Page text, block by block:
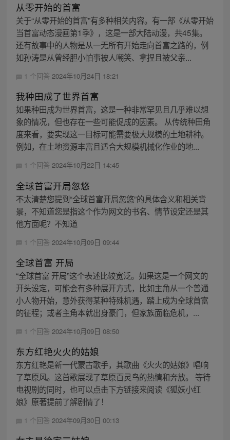
从零开始的首富
关于“从零开始的首富”有多种相关内容。有一部《从零开始
当首富动态漫画第1季》，这是一部大陆动漫，共45集。
还有故事中的人物是从一无所有开始走向首富之路的，例
如孙涛是从曾经胆小怕事被人嘲笑、拿捏且被父亲...
1 个回答 2024年10月24日 18:21
我种田成了世界首富
如果种田成为世界首富，这是一种非常罕见且几乎难以想
象的情况，但也存在一些可能促成的因素。 从传统种田角
度来看，要实现这一目标可能需要极大规模的土地耕种。
例如，在土地资源丰富且适合大规模机械化作业的地...
1 个回答 2024年10月22日 14:45
全球首富开局忽悠
不太清楚您提到“全球首富开局忽悠”的具体含义和相关背
景，不知道您是指这个作为网文的书名、情节设定还是其
他方面呢？不知道
1 个回答 2024年10月09日 09:44
全球首富 开局
“全球首富 开局”这个表述比较宽泛。如果这是一个网文的
开头设定，可能会有多种展开方式，比如主角从一个普通
小人物开始，意外获得某种特殊机遇，踏上成为全球首富
的征程；或者主角本就出身豪门，但家族面临危机，...
1 个回答 2024年10月09日 08:50
东方红艳火火的姑娘
东方红艳是新一代蒙古歌手，其歌曲《火火的姑娘》唱响
了草原风。这首歌展现了草原百灵鸟的热情和奔放。 等待
电视剧的同时，也可以点击下方链接来阅读《狐妖小红
娘》原著提前了解剧情了！
1 个回答 2024年09月30日 00:13